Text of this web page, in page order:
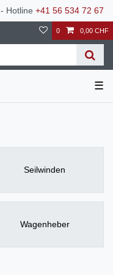
- Hotline +41 56 534 72 67
0 0,00 CHF
☰
Seilwinden
Wagenheber